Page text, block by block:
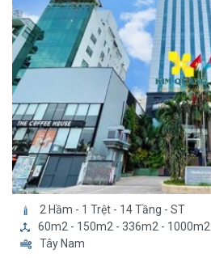
2 Hầm - 1 Trệt - 14 Tầng - ST
60m2 - 150m2 - 336m2 - 1000m2
Tây Nam